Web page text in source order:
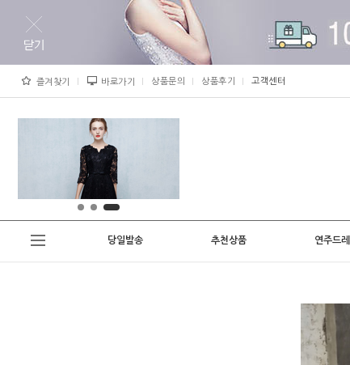
즐겨찾기 바로가기 상품문의 상품후기 고객센터
당일발송 추천상품 연주드